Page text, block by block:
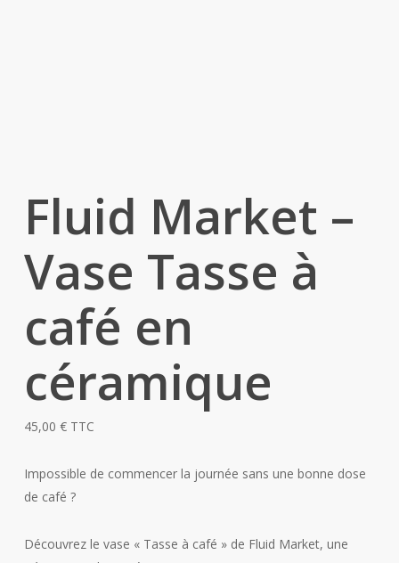
Fluid Market –
Vase Tasse à
café en
céramique
45,00 € TTC
Impossible de commencer la journée sans une bonne dose
de café ?
Découvrez le vase « Tasse à café » de Fluid Market, une